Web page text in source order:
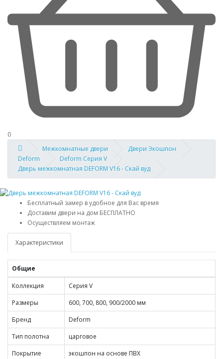
0
Межкомнатные двери
Двери Экошпон
Deform
Deform Серия V
Дверь межкомнатная DEFORM V16 - Скай вуд
Бесплатный замер в удобное для Вас время
Доставим двери на дом БЕСПЛАТНО
Осуществляем монтаж
Характеристики
Общие
Коллекция
Cерия V
Размеры
600, 700, 800, 900/2000 мм
Бренд
Deform
Тип полотна
царговое
Покрытие
экошпон на основе ПВХ